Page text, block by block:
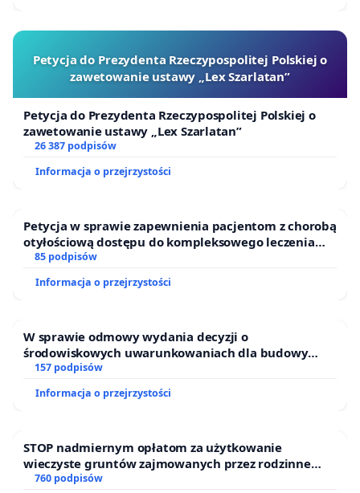
Petycja do Prezydenta Rzeczypospolitej Polskiej o
zawetowanie ustawy „Lex Szarlatan”
Petycja do Prezydenta Rzeczypospolitej Polskiej o
zawetowanie ustawy „Lex Szarlatan”
26 387 podpisów
Informacja o przejrzystości
Petycja w sprawie zapewnienia pacjentom z chorobą
otyłościową dostępu do kompleksowego leczenia
oraz programów profilaktycznych.
85 podpisów
Informacja o przejrzystości
W sprawie odmowy wydania decyzji o
środowiskowych uwarunkowaniach dla budowy
zakładu wytwarzania biometanu „Krynki” w
Puszczy Knyszyńskiej
157 podpisów
Informacja o przejrzystości
STOP nadmiernym opłatom za użytkowanie
wieczyste gruntów zajmowanych przez rodzinne
ogrody działkowe.
760 podpisów